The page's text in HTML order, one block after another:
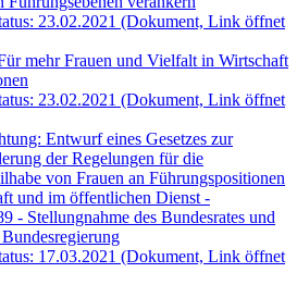
23.02.2021 (Dokument, Link öffnet
mehr Frauen und Vielfalt in Wirtschaft
23.02.2021 (Dokument, Link öffnet
Entwurf eines Gesetzes zur
der Regelungen für die
von Frauen an Führungspositionen
und im öffentlichen Dienst -
- Stellungnahme des Bundesrates und
17.03.2021 (Dokument, Link öffnet